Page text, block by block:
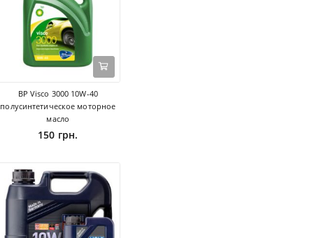
BP Visco 3000 10W-40
полусинтетическое моторное
масло
150 грн.